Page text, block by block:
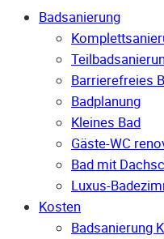
Badsanierung
Barrierefreies
Badplanung
Kleines Bad
Gäste-WC
Bad mit
Luxus-
Kosten
Badsanierung